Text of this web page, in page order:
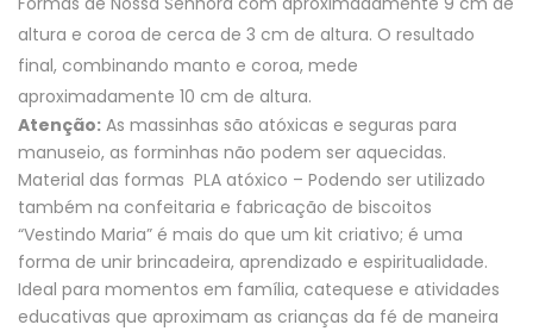
altura e coroa de cerca de 3 cm de altura. O resultado
final, combinando manto e coroa, mede
aproximadamente 10 cm de altura.
Atenção: As massinhas são atóxicas e seguras para
manuseio, as forminhas não podem ser aquecidas.
Material das formas PLA atóxico – Podendo ser utilizado
também na confeitaria e fabricação de biscoitos
“Vestindo Maria” é mais do que um kit criativo; é uma
forma de unir brincadeira, aprendizado e espiritualidade.
Ideal para momentos em família, catequese e atividades
educativas que aproximam as crianças da fé de maneira